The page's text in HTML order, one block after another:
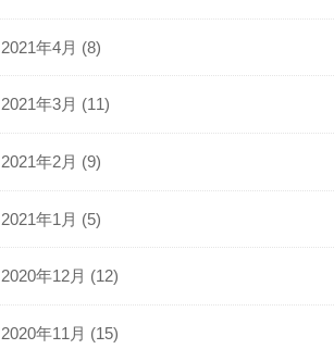
2021年4月 (8)
2021年3月 (11)
2021年2月 (9)
2021年1月 (5)
2020年12月 (12)
2020年11月 (15)